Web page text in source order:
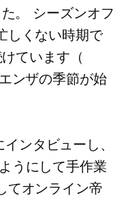
。 シーズンオフ
しくない時期で
ています（
ンザの季節が始
ンタビューし、
うにして手作業
てオンライン帝